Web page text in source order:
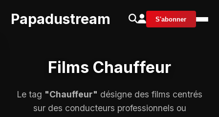
Papadustream S'abonner
Films Chauffeur
Le tag "Chauffeur" désigne des films centrés
sur des conducteurs professionnels ou